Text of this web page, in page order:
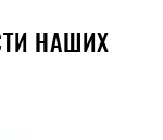
НАШИХ